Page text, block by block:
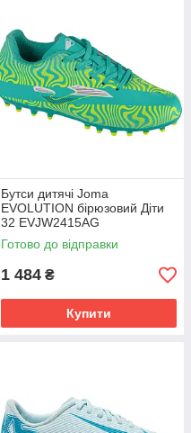
Бутси дитячі Joma
EVOLUTION бірюзовий Діти
32 EVJW2415AG
Готово до відправки
1 484 ₴
Купити